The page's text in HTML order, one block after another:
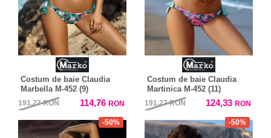
Costum de baie Claudia
Marbella M-452 (9)
191,27RON 114,76 RON
Costum de baie Claudia
Martinica M-452 (11)
191,27RON 124,33 RON
-50% -50%